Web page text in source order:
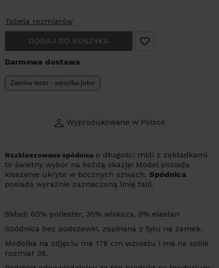
Tabela rozmiarów
DODAJ DO KOSZYKA
Darmowa dostawa
Zamów teraz - wysyłka jutro
Wyprodukowane w Polsce
Rozkloszowana spódnica o długości midi z zakładkami
to świetny wybór na każdą okazję! Model posiada
kieszenie ukryte w bocznych szwach. Spódnica
posiada wyraźnie zaznaczoną linię talii.
Skład: 60% poliester, 35% wiskoza, 5% elastan
Spódnica bez podszewki, zapinana z tyłu na zamek.
Modelka na zdjęciu ma 176 cm wzrostu i ma na sobie
rozmiar 36.